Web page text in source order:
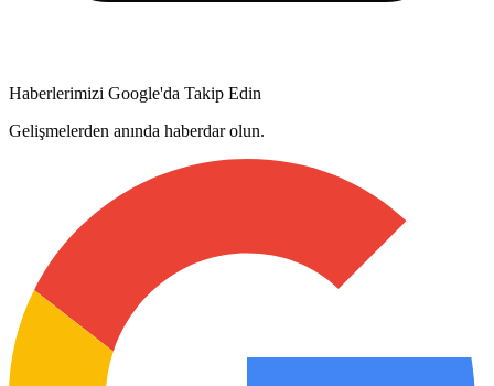
Haberlerimizi Google'da Takip Edin
Gelişmelerden anında haberdar olun.